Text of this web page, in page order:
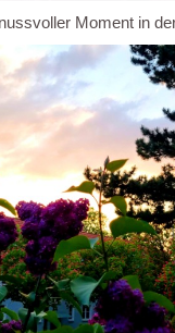
Moment in